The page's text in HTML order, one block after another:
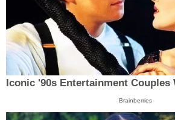
Iconic '90s Entertainment Couples
Brainberries